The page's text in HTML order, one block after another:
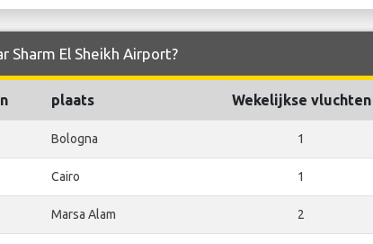
Sharm El Sheikh Airport?
plaats Wekelijkse vluchten
Bologna 1
Cairo 1
Marsa Alam 2